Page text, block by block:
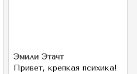
Эмили Этачт
Привет, крепкая психика!